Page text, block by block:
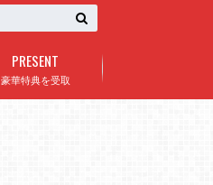
豪華特典を受取
PRESENT